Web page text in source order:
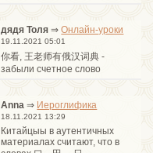
дядя Толя ⇒Онлайн-уроки
19.11.2021 05:01
你看, 王老师有俄汉词典 -
забыли счетное слово
Anna ⇒ Иероглифика
18.11.2021 13:29
Китайцыы в аутентичных
материалах считают, что в